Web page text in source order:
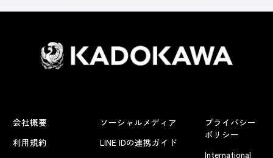
会社概要
利用規約
ソーシャルメディア
LINE IDの連携ガイド
プライバシー
ポリシー
International